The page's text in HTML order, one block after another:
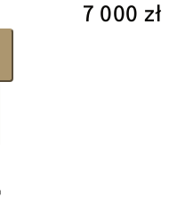
7 000zł